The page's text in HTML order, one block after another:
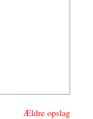
Ældre opslag